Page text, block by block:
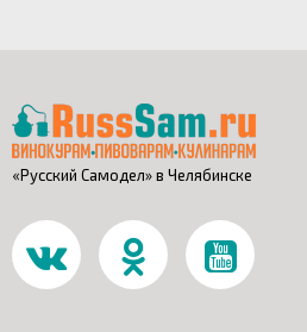
«Русский Самодел» в Челябинске